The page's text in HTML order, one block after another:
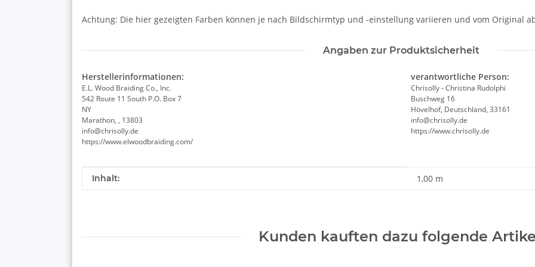
Achtung: Die hier gezeigten Farben können je nach Bildschirmtyp und -einstellung variieren und vom Original
Angaben zur Produktsicherheit
Herstellerinformationen:
E.L. Wood Braiding Co., Inc.
542 Route 11 South P.O. Box 7
NY
Marathon, , 13803
info@chrisolly.de
https://www.elwoodbraiding.com/
verantwortliche Person:
Chrisolly - Christina Rudolphi
Buschweg 16
Hövelhof, Deutschland, 33161
info@chrisolly.de
https://www.chrisolly.de
Produkteigenschaft
Wert
Inhalt: 1,00 m
Kunden kauften dazu folgende